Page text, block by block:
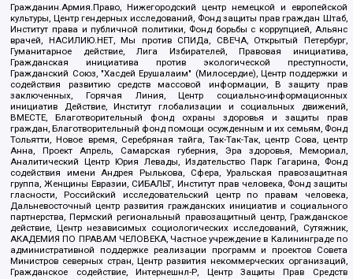
Гражданин.Армия.Право, Нижегородский центр немецкой и европейской
культуры, Центр гендерных исследований, Фонд защиты прав граждан Штаб,
Институт права и публичной политики, Фонд борьбы с коррупцией, Альянс
врачей, НАСИЛИЮ.НЕТ, Мы против СПИДа, СВЕЧА, Открытый Петербург,
Гуманитарное действие, Лига Избирателей, Правовая инициатива,
Гражданская инициатива против экологической преступности,
Гражданский Союз, "Хасдей Ерушалаим" (Милосердие), Центр поддержки и
содействия развитию средств массовой информации, В защиту прав
заключенных, Горячая Линия, Центр социально-информационных
инициатив Действие, Институт глобализации и социальных движений,
ВМЕСТЕ, Благотворительный фонд охраны здоровья и защиты прав
граждан, Благотворительный фонд помощи осужденным и их семьям, Фонд
Тольятти, Новое время, Серебряная тайга, Так-Так-Так, центр Сова, центр
Анна, Проект Апрель, Самарская губерния, Эра здоровья, Мемориал,
Аналитический Центр Юрия Левады, Издательство Парк Гагарина, Фонд
содействия имени Андрея Рылькова, Сфера, Уральская правозащитная
группа, Женщины Евразии, СИБАЛЬТ, Институт прав человека, Фонд защиты
гласности, Российский исследовательский центр по правам человека,
Дальневосточный центр развития гражданских инициатив и социального
партнерства, Пермский региональный правозащитный центр, Гражданское
действие, Центр независимых социологических исследований, Сутяжник,
АКАДЕМИЯ ПО ПРАВАМ ЧЕЛОВЕКА, Частное учреждение в Калининграде по
административной поддержке реализации программ и проектов Совета
Министров северных стран, Центр развития некоммерческих организаций,
Гражданское содействие, Интернешнл-Р, Центр Защиты Прав Средств